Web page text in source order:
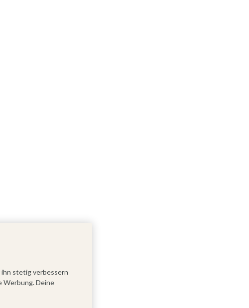
ihn stetig verbessern
Werbung. Deine